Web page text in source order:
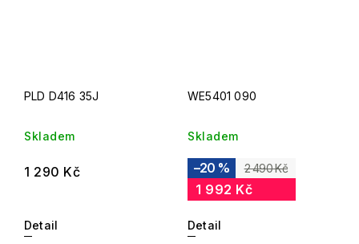
PLD D416 35J
Skladem
1 290 Kč
Detail
WE5401 090
Skladem
2 490 Kč
–20 %
1 992 Kč
Detail